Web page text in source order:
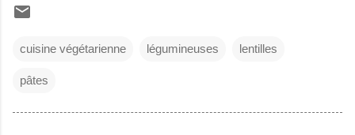
cuisine végétarienne légumineuses lentilles
pâtes